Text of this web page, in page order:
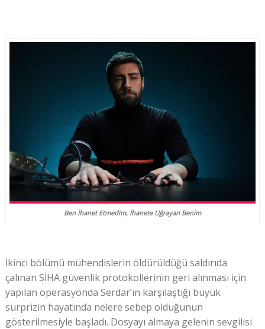
Ben İhanet Etmedim, İhanete Uğrayan Benim
İkinci bölümü mühendislerin öldürüldüğü saldırıda
çalınan SİHA güvenlik protokollerinin geri alınması için
yapılan operasyonda Serdar’ın karşılaştığı büyük
sürprizin hayatında nelere sebep olduğunun
gösterilmesiyle başladı. Dosyayı almaya gelenin sevgilisi